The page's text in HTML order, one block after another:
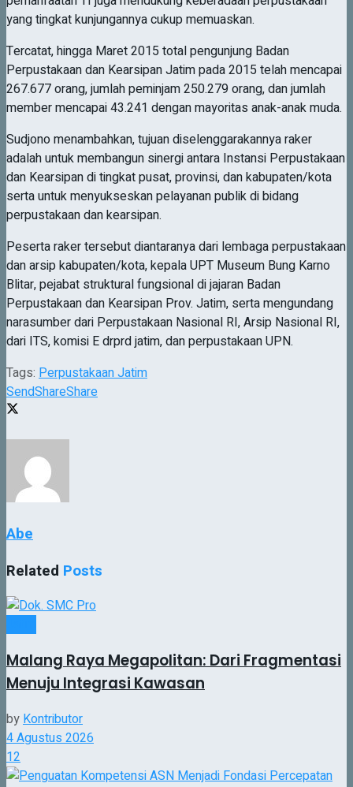
yang tingkat kunjungannya cukup memuaskan.
Tercatat, hingga Maret 2015 total pengunjung Badan
Perpustakaan dan Kearsipan Jatim pada 2015 telah mencapai
267.677 orang, jumlah peminjam 250.279 orang, dan jumlah
member mencapai 43.241 dengan mayoritas anak-anak muda.
Sudjono menambahkan, tujuan diselenggarakannya raker
adalah untuk membangun sinergi antara Instansi Perpustakaan
dan Kearsipan di tingkat pusat, provinsi, dan kabupaten/kota
serta untuk menyukseskan pelayanan publik di bidang
perpustakaan dan kearsipan.
Peserta raker tersebut diantaranya dari lembaga perpustakaan
dan arsip kabupaten/kota, kepala UPT Museum Bung Karno
Blitar, pejabat struktural fungsional di jajaran Badan
Perpustakaan dan Kearsipan Prov. Jatim, serta mengundang
narasumber dari Perpustakaan Nasional RI, Arsip Nasional RI,
dari ITS, komisi E drprd jatim, dan perpustakaan UPN.
Tags: Perpustakaan Jatim
SendShareShare
Abe
Related Posts
Malang Raya Megapolitan: Dari Fragmentasi
Menuju Integrasi Kawasan
byKontributor
4 Agustus 2026
12